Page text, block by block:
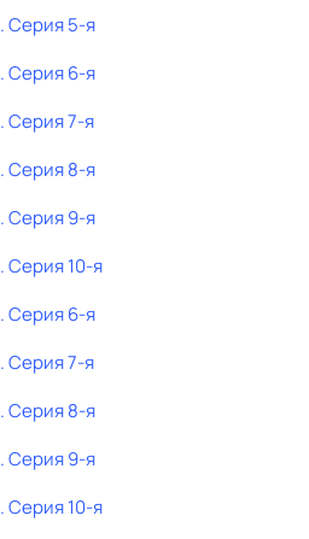
. Серия 5-я
. Серия 6-я
. Серия 7-я
. Серия 8-я
. Серия 9-я
. Серия 10-я
. Серия 6-я
. Серия 7-я
. Серия 8-я
. Серия 9-я
. Серия 10-я